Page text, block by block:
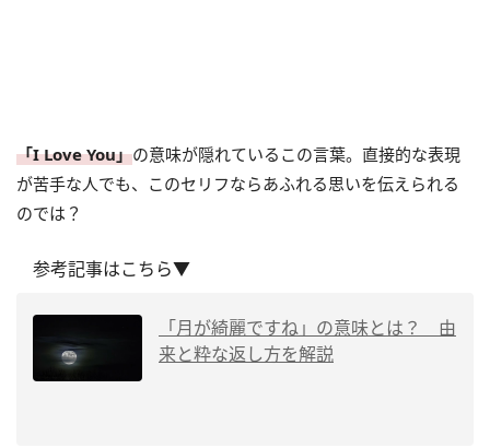
「I Love You」の意味が隠れているこの言葉。直接的な表現
が苦手な人でも、このセリフならあふれる思いを伝えられる
のでは？
参考記事はこちら▼
「月が綺麗ですね」の意味とは？ 由
来と粋な返し方を解説